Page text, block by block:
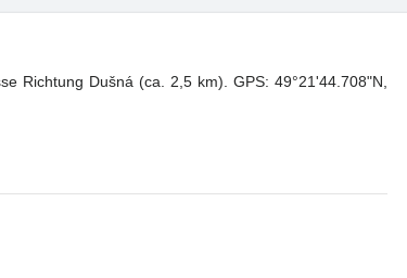
Richtung Dušná (ca. 2,5 km). GPS: 49°21'44.708"N,